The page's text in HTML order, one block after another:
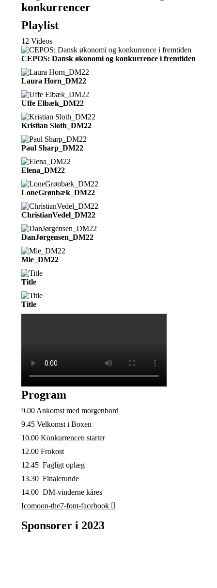
konkurrencer
Playlist
12 Videos
CEPOS: Dansk økonomi og konkurrence i fremtiden
Laura Horn_DM22
Uffe Elbæk_DM22
Kristian Sloth_DM22
Paul Sharp_DM22
Elena_DM22
LoneGrønbæk_DM22
ChristianVedel_DM22
DanJørgensen_DM22
Mie_DM22
Title
Title
Program
9.00 Ankomst med morgenbord
9.45 Velkomst i Boxen
10.00 Konkurrencen starter
12.00 Frokost
12.45 Fagligt oplæg
13.30 Finalerunde
14.00 DM-vinderne kåres
Icomoon-the7-font-facebook
Sponsorer i 2023